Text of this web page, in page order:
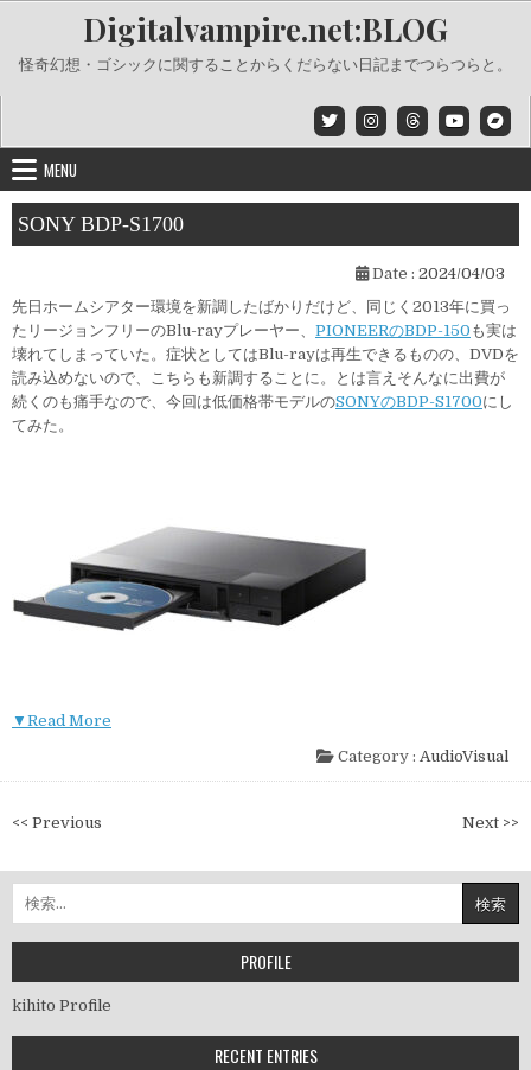
content
Digitalvampire.net:BLOG
怪奇幻想・ゴシックに関することからくだらない日記までつらつらと。
MENU
SONY BDP-S1700
Date : 2024/04/03
先日ホームシアター環境を新調したばかりだけど、同じく2013年に買っ
たリージョンフリーのBlu-rayプレーヤー、 PIONEERのBDP-150 も実は
壊れてしまっていた。症状としてはBlu-rayは再生できるものの、DVDを
読み込めないので、こちらも新調することに。とは言えそんなに出費が
続くのも痛手なので、今回は低価格帯モデルのSONYのBDP-S1700にし
てみた。
▼Read More
Category : AudioVisual
投
ナ
ビ
ゲ
シ
ョ
<< Previous Next >>
索:
PROFILE
kihito Profile
RECENT ENTRIES